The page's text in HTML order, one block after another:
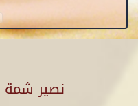
نصير شمة